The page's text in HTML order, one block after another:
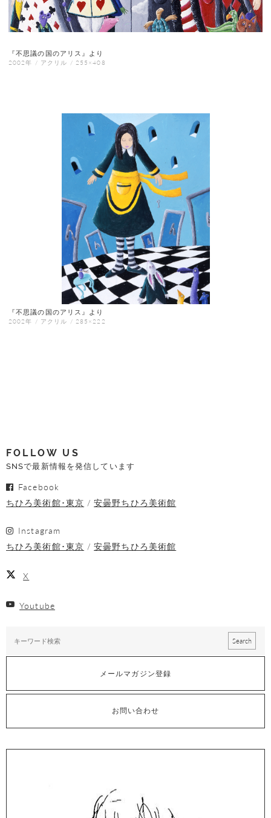
『不思議の国のアリス』より
2002年 / アクリル / 255×408
『不思議の国のアリス』より
2002年 / アクリル / 285×222
FOLLOW US
SNSで最新情報を発信しています
Facebook
ちひろ美術館･東京
安曇野ちひろ美術館
Instagram
ちひろ美術館･東京
安曇野ちひろ美術館
X
Youtube
メールマガジン登録
お問い合わせ